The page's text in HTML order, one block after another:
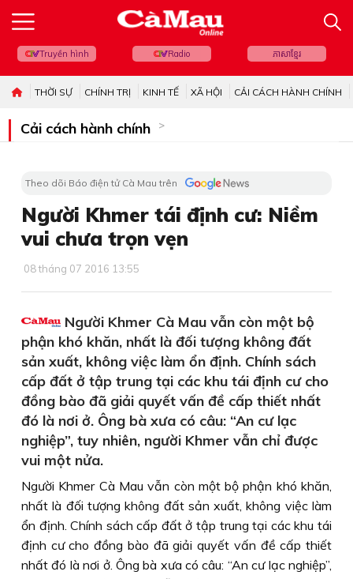
Truyền hình Radio ភាសាខ្មែរ
THỜI SỰ CHÍNH TRỊ KINH TẾ XÃ HỘI CẢI CÁCH HÀNH CHÍNH
Cải cách hành chính
Theo dõi Báo điện tử Cà Mau trên
Người Khmer tái định cư: Niềm
vui chưa trọn vẹn
08 tháng 07 2016 13:55
Người Khmer Cà Mau vẫn còn một bộ
phận khó khăn, nhất là đối tượng không đất
sản xuất, không việc làm ổn định. Chính sách
cấp đất ở tập trung tại các khu tái định cư cho
đồng bào đã giải quyết vấn đề cấp thiết nhất
đó là nơi ở. Ông bà xưa có câu: “An cư lạc
nghiệp”, tuy nhiên, người Khmer vẫn chỉ được
vui một nửa.
Người Khmer Cà Mau vẫn còn một bộ phận khó khăn,
nhất là đối tượng không đất sản xuất, không việc làm
ổn định. Chính sách cấp đất ở tập trung tại các khu tái
định cư cho đồng bào đã giải quyết vấn đề cấp thiết
nhất đó là nơi ở. Ông bà xưa có câu: “An cư lạc nghiệp”,